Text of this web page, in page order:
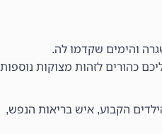
והימים שקדמו לה.
כהורים לזהות מצוקות נוספות
הקבוע, איש בריאות הנפש,